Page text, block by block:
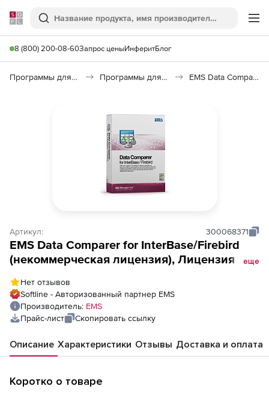
Softline
Поиск
8 (800) 200-08-60Запрос ценыИнферитБлог
Программы для программирования Программы для работы с базами данных EMS Data Comparer for InterBase/Firebird
Артикул: 300068371
EMS Data Comparer for InterBase/Firebird
(некоммерческая лицензия), Лицензия +еще
Нет отзывов
Softline - Авторизованный партнер EMS
Производитель: EMS
Прайс-лист
Скопировать ссылку
Описание Характеристики Отзывы Доставка и оплата
Коротко о товаре